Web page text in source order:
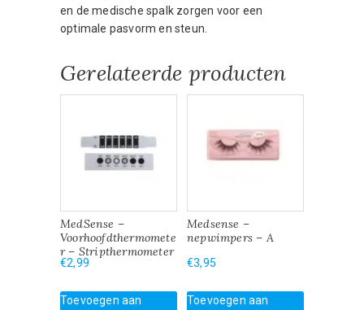
en de medische spalk zorgen voor een
optimale pasvorm en steun.
Gerelateerde producten
MedSense –
Voorhoofdthermomete
r – Stripthermometer
€2,99
Toevoegen aan
Medsense –
nepwimpers – A
€3,95
Toevoegen aan